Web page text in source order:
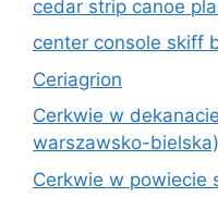
cedar strip canoe
center console skiff
Ceriagrion
Cerkwie w
warszawsko-bielska)
Cerkwie w powiecie